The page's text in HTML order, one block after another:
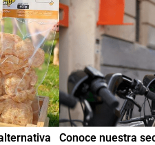
y Empleo: IMME realiza